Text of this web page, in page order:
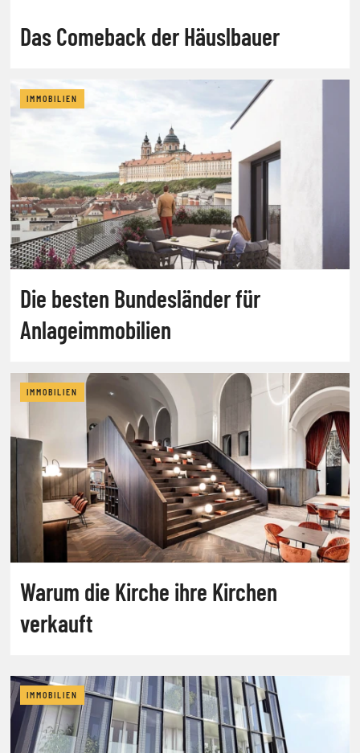
Das Comeback der Häuslbauer
IMMOBILIEN
Die besten Bundesländer für
Anlageimmobilien
IMMOBILIEN
Warum die Kirche ihre Kirchen
verkauft
IMMOBILIEN